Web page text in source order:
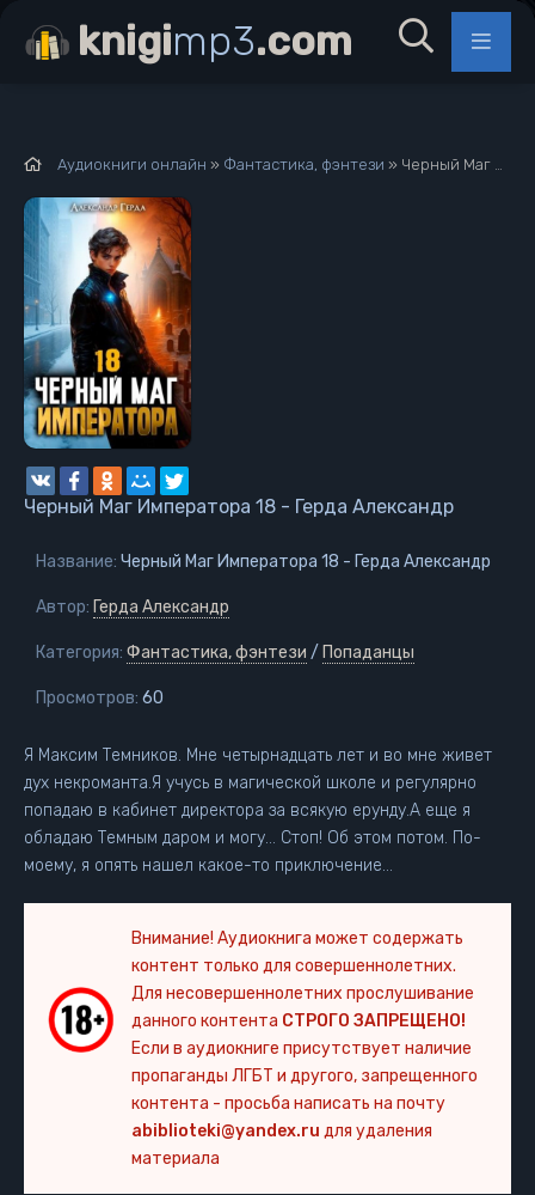
Аудиокниги онлайн » Фантастика, фэнтези » Черный Маг Императора 18 - Герда Александр
Черный Маг Императора 18 - Герда Александр
Название: Черный Маг Императора 18 - Герда Александр
Автор: Герда Александр
Категория: Фантастика, фэнтези / Попаданцы
Просмотров: 60
Я Максим Темников. Мне четырнадцать лет и во мне живет
дух некроманта.Я учусь в магической школе и регулярно
попадаю в кабинет директора за всякую ерунду.А еще я
обладаю Темным даром и могу… Стоп! Об этом потом. По-
моему, я опять нашел какое-то приключение…
Внимание! Аудиокнига может содержать
контент только для совершеннолетних.
Для несовершеннолетних прослушивание
данного контента СТРОГО ЗАПРЕЩЕНО!
Если в аудиокниге присутствует наличие
пропаганды ЛГБТ и другого, запрещенного
контента - просьба написать на почту
abiblioteki@yandex.ru для удаления
материала
knigimp3.com